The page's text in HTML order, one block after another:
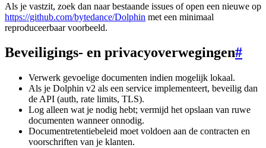
Als je vastzit, zoek dan naar bestaande issues of open een nieuwe op
https://github.com/bytedance/Dolphin met een minimaal
reproduceerbaar voorbeeld.
Beveiligings- en privacyoverwegingen#
Verwerk gevoelige documenten indien mogelijk lokaal.
Als je Dolphin v2 als een service implementeert, beveilig dan
de API (auth, rate limits, TLS).
Log alleen wat je nodig hebt; vermijd het opslaan van ruwe
documenten wanneer onnodig.
Documentretentiebeleid moet voldoen aan de contracten en
voorschriften van je klanten.